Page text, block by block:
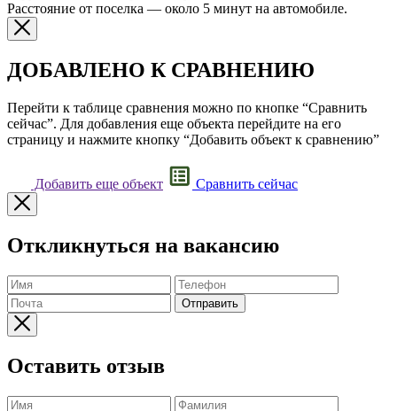
Расстояние от поселка — около 5 минут на автомобиле.
ДОБАВЛЕНО К СРАВНЕНИЮ
Перейти к таблице сравнения можно по кнопке “Сравнить
сейчас”. Для добавления еще объекта перейдите на его
страницу и нажмите кнопку “Добавить объект к сравнению”
Добавить еще объект Сравнить сейчас
Откликнуться на вакансию
Отправить
Оставить отзыв